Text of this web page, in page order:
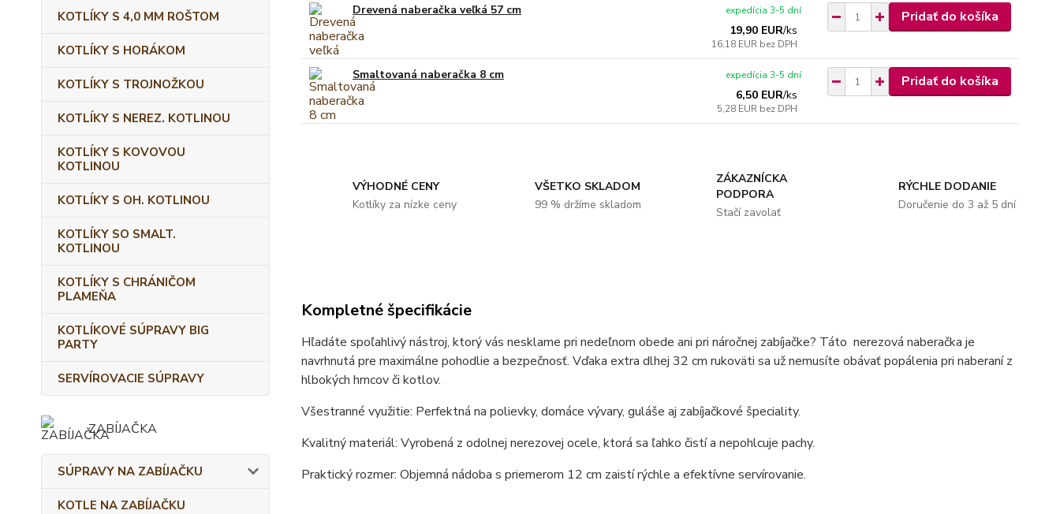
KOTLÍKY S 4,0 MM ROŠTOM
KOTLÍKY S HORÁKOM
KOTLÍKY S TROJNOŽKOU
KOTLÍKY S NEREZ. KOTLINOU
KOTLÍKY S KOVOVOU
KOTLINOU
KOTLÍKY S OH. KOTLINOU
KOTLÍKY SO SMALT.
KOTLINOU
KOTLÍKY S CHRÁNIČOM
PLAMEŇA
KOTLÍKOVÉ SÚPRAVY BIG
PARTY
SERVÍROVACIE SÚPRAVY
ZABÍJAČKA
SÚPRAVY NA ZABÍJAČKU
KOTLE NA ZABÍJAČKU
Drevená naberačka veľká 57 cm
19,90 EUR/ks
16,18 EUR bez DPH
expedícia 3-5 dní Pridať do košíka
Smaltovaná naberačka 8 cm
6,50 EUR/ks
5,28 EUR bez DPH
expedícia 3-5 dní Pridať do košíka
VÝHODNÉ CENY
Kotlíky za nízke ceny
VŠETKO SKLADOM
99 % držíme skladom
ZÁKAZNÍCKA
PODPORA
Stačí zavolať
RÝCHLE DODANIE
Doručenie do 3 až 5 dní
Kompletné špecifikácie
Hľadáte spoľahlivý nástroj, ktorý vás nesklame pri nedeľnom obede ani pri náročnej zabíjačke? Táto nerezová naberačka je
navrhnutá pre maximálne pohodlie a bezpečnosť. Vďaka extra dlhej 32 cm rukoväti sa už nemusíte obávať popálenia pri naberaní z
hlbokých hrncov či kotlov.
Všestranné využitie: Perfektná na polievky, domáce vývary, guláše aj zabíjačkové špeciality.
Kvalitný materiál: Vyrobená z odolnej nerezovej ocele, ktorá sa ľahko čistí a nepohlcuje pachy.
Praktický rozmer: Objemná nádoba s priemerom 12 cm zaistí rýchle a efektívne servírovanie.